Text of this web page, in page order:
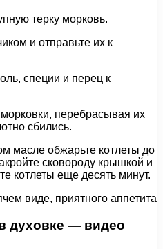
терку морковь.
и отправьте их к
специи и перец к
перебрасывая их
сбились.
масле обжарьте котлеты до
сковороду крышкой и
котлеты еще десять минут.
виде, приятного аппетита
духовке — видео